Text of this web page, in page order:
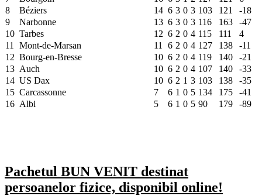
8
Béziers 14 6 3 0 3 103 121
-18
9
Narbonne 13 6 3 0 3 116 163
-47
10 Tarbes 12 6 2 0 4 115 111
4
11
Mont-de-Marsan 11 6 2 0 4 127 138
-11
12 Bourg-en-Bresse 10 6 2 0 4 119 140
-21
13 Auch 10 6 2 0 4 107 140
-33
14 US Dax 10 6 2 1 3 103 138
-35
15 Carcassonne 7 6 1 0 5 134 175
-41
16 Albi 5 6 1 0 5 90 179 -89
Pachetul BUN VENIT destinat
persoanelor fizice, disponibil online!